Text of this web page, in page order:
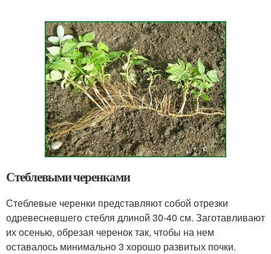
Стеблевыми черенками
Стеблевые черенки представляют собой отрезки
одревесневшего стебля длиной 30-40 см. Заготавливают
их осенью, обрезая черенок так, чтобы на нем
оставалось минимально 3 хорошо развитых почки.